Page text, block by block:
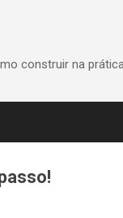
construir na